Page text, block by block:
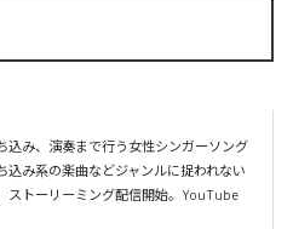
込み、演奏まで行う女性シンガーソング
込み系の楽曲などジャンルに捉われない
ストーリーミング配信開始。YouTube